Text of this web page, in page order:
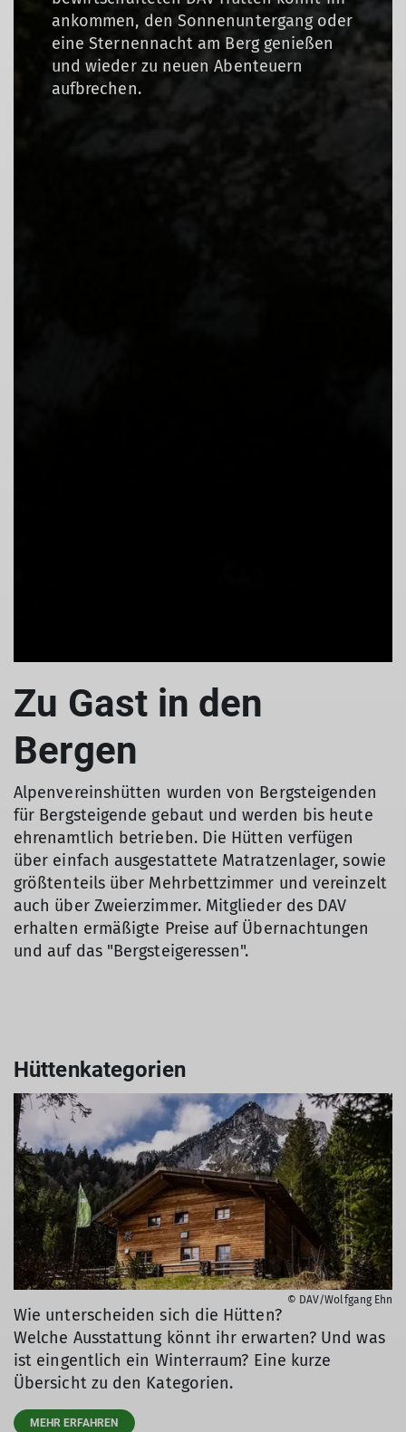
ankommen, den Sonnenuntergang oder
eine Sternennacht am Berg genießen
und wieder zu neuen Abenteuern
aufbrechen.
Zu Gast in den
Bergen
Alpenvereinshütten wurden von Bergsteigenden
für Bergsteigende gebaut und werden bis heute
ehrenamtlich betrieben. Die Hütten verfügen
über einfach ausgestattete Matratzenlager, sowie
größtenteils über Mehrbettzimmer und vereinzelt
auch über Zweierzimmer. Mitglieder des DAV
erhalten ermäßigte Preise auf Übernachtungen
und auf das "Bergsteigeressen".
Hüttenkategorien
© DAV/Wolfgang Ehn
Wie unterscheiden sich die Hütten?
Welche Ausstattung könnt ihr erwarten? Und was
ist eingentlich ein Winterraum? Eine kurze
Übersicht zu den Kategorien.
MEHR ERFAHREN